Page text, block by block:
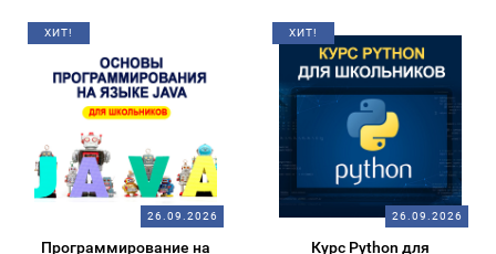
ХИТ!
26.09.2026
Программирование на
ХИТ!
26.09.2026
Курс Python для